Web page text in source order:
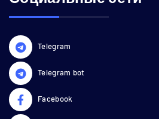
Telegram
Telegram bot
Facebook